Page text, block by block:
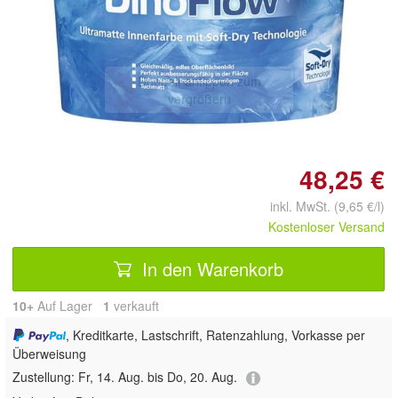
Doppelt antippen zum
vergrößern
48,25 €
inkl. MwSt. (9,65 €/l)
Kostenloser Versand
In den Warenkorb
10+ Auf Lager 1 verkauft
, Kreditkarte, Lastschrift, Ratenzahlung, Vorkasse per
Überweisung
Zustellung: Fr, 14. Aug. bis Do, 20. Aug.